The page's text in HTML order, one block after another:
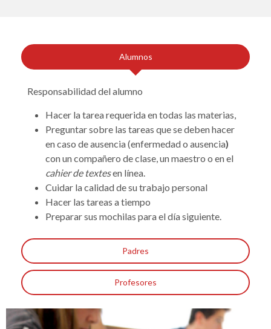
Alumnos
Responsabilidad delalumno
Hacer la tarea requerida en todas las materias,
Preguntar sobre las tareas que se deben hacer
en caso de ausencia (enfermedad o ausencia)
con un compañero de clase, un maestro o en el
cahier de textesen línea.
Cuidar la calidad de su trabajo personal
Hacer las tareas a tiempo
Preparar sus mochilas para el día siguiente.
Padres
Profesores